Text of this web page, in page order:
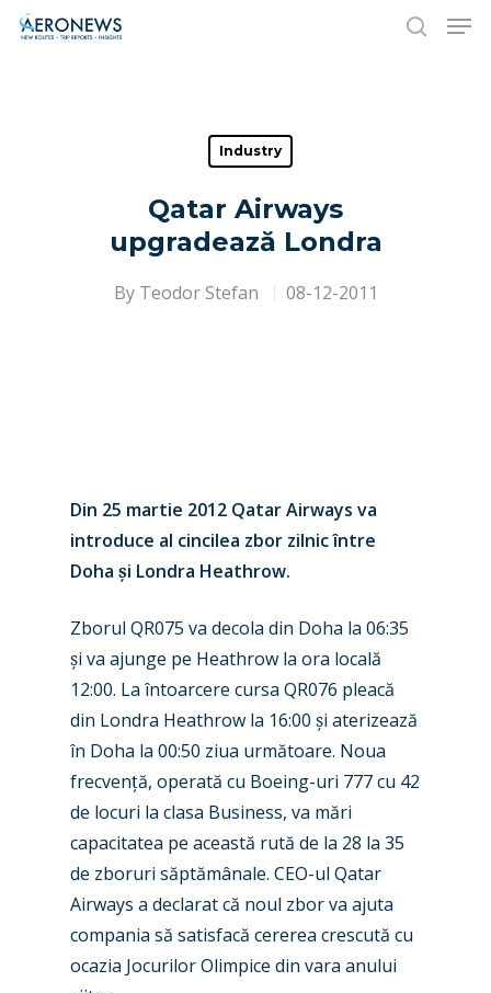
Hit enter to search or ESC to close
Industry
Qatar Airways
upgradează Londra
By Teodor Stefan 08-12-2011
Din 25 martie 2012 Qatar Airways va
introduce al cincilea zbor zilnic între
Doha și Londra Heathrow.
Zborul QR075 va decola din Doha la 06:35
și va ajunge pe Heathrow la ora locală
12:00. La întoarcere cursa QR076 pleacă
din Londra Heathrow la 16:00 și aterizează
în Doha la 00:50 ziua următoare. Noua
frecvență, operată cu Boeing-uri 777 cu 42
de locuri la clasa Business, va mări
capacitatea pe această rută de la 28 la 35
de zboruri săptămânale. CEO-ul Qatar
Airways a declarat că noul zbor va ajuta
compania să satisfacă cererea crescută cu
ocazia Jocurilor Olimpice din vara anului
New Routes
Industry
Accidents / Incidents
Airshows
Dubai 2025
Paris 2025
Business Jets
Military